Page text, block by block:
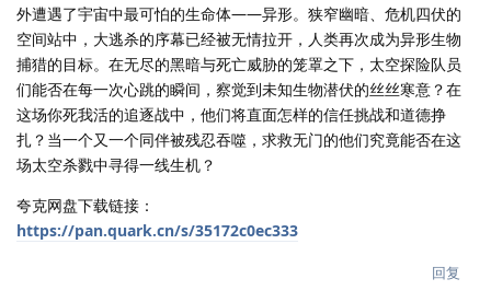
外遭遇了宇宙中最可怕的生命体——异形。狭窄幽暗、危机四伏的
空间站中，大逃杀的序幕已经被无情拉开，人类再次成为异形生物
捕猎的目标。在无尽的黑暗与死亡威胁的笼罩之下，太空探险队员
们能否在每一次心跳的瞬间，察觉到未知生物潜伏的丝丝寒意？在
这场你死我活的追逐战中，他们将直面怎样的信任挑战和道德挣
扎？当一个又一个同伴被残忍吞噬，求救无门的他们究竟能否在这
场太空杀戮中寻得一线生机？
夸克网盘下载链接：
https://pan.quark.cn/s/35172c0ec333
回复